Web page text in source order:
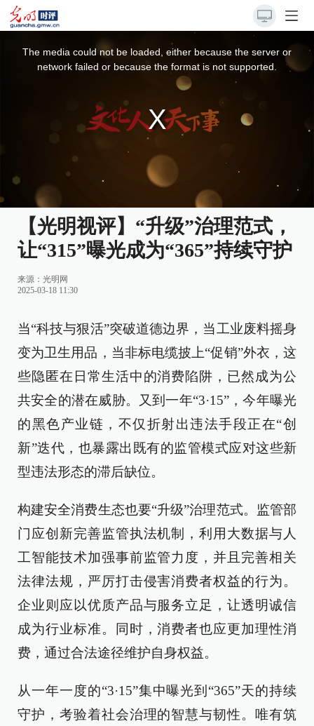
The media could not be loaded, either because the server or
network failed or because the format is not supported.
【光明视评】“升级”治理范式，
让“315”曝光成为“365”持续守护
来源： 光明网
2025-03-18 11:30
当“科技与狠活”突破道德边界，当工业废料摇身
变为卫生用品，当非标电缆披上“促销”外衣，这
些隐匿在日常生活中的消费陷阱，已然成为公
共安全的潜在威胁。又到一年“3·15”，今年曝光
的黑色产业链，不仅折射出违法手段正在“创
新”迭代，也暴露出既有的监管模式应对这些新
型违法形态的滞后缺位。
构建安全消费生态也要“升级”治理范式。监管部
门应创新完善监管执法机制，利用大数据与人
工智能技术加强事前监管力度，并且完善相关
法律法规，严厉打击侵害消费者权益的行为。
企业则应以优质产品与服务立足，让透明诚信
成为行业标准。同时，消费者也应更加理性消
费，通过合法途径维护自身权益。
从一年一度的“3·15”集中曝光到“365”天的持续
守护，考验着社会治理的智慧与韧性。唯有筑